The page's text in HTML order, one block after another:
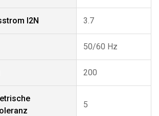
I2N 3.7
50/60 Hz
200
5